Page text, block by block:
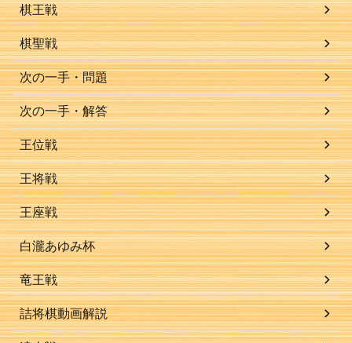
棋王戦
棋聖戦
次の一手・問題
次の一手・解答
王位戦
王将戦
王座戦
白瀧あゆみ杯
竜王戦
詰将棋動画解説